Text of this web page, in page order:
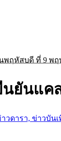
พฤหัสบดี ที่ 9 พฤ
ยันแค
วดารา, ข่าวบันเ